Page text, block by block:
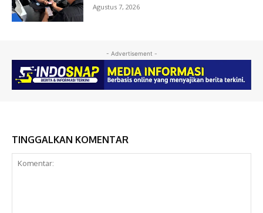
Agustus 7, 2026
- Advertisement -
TINGGALKAN KOMENTAR